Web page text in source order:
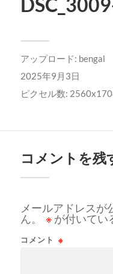
アップロード: bengal
2025年9月3日
ピクセル数:
コメントを残
メールアドレスが
ん。
※ が付いてい
コメント ※